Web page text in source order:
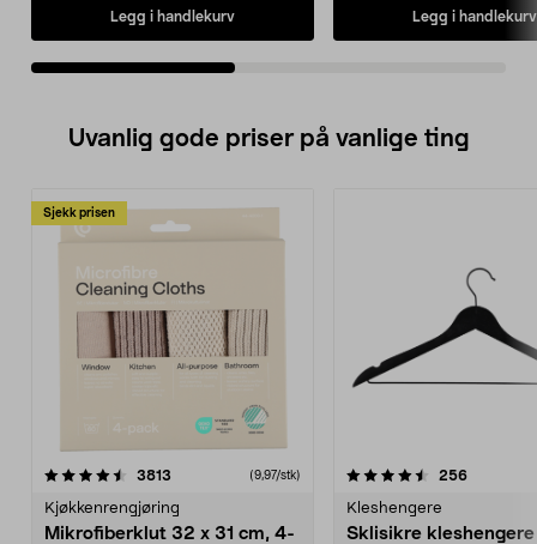
Legg i handlekurv Legg i handlekurv
Uvanlig gode priser på vanlige ting
Sjekk prisen
3813 anmeldelser(9,97/stk)
Kjøkkenrengjøring
Mikrofiberklut 32 x 31 cm, 4-
4.5av 5 stjerner 256
Kleshengere
Sklisikre
4.5av 5 stjerner